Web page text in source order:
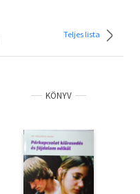
Teljes lista
KÖNYV